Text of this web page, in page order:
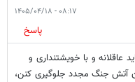
۰۸:۱۷ - ۱۴۰۵/۰۴/۱۸
پاسخ
عاقلانه و با خویشتنداری و
آتش جنگ مجدد جلوگیری کنن،